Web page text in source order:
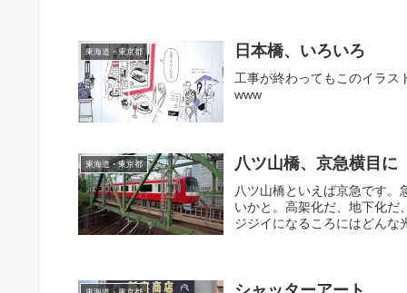
東海道・東京都 日本橋、いろいろ
工事が終わってもこのイラス
www
東海道・東京都 八ツ山橋、京急横目に
八ツ山橋といえば京急です
いかと。高架化だ、地下化だ
ジジイになるころにはどんな